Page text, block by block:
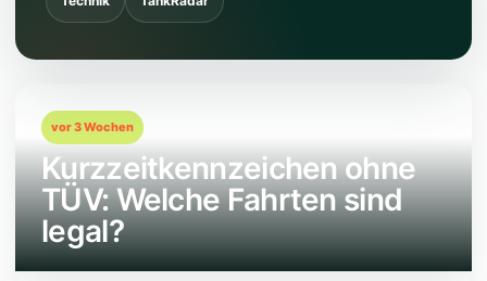
vor 3 Wochen
Kurzzeitkennzeichen ohne
TÜV: Welche Fahrten sind
legal?